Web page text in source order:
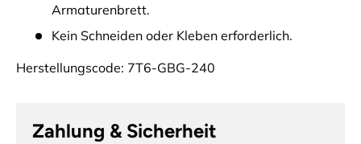
Armaturenbrett.
Kein Schneiden oder Kleben erforderlich.
Herstellungscode: 7T6-GBG-240
Zahlung & Sicherheit